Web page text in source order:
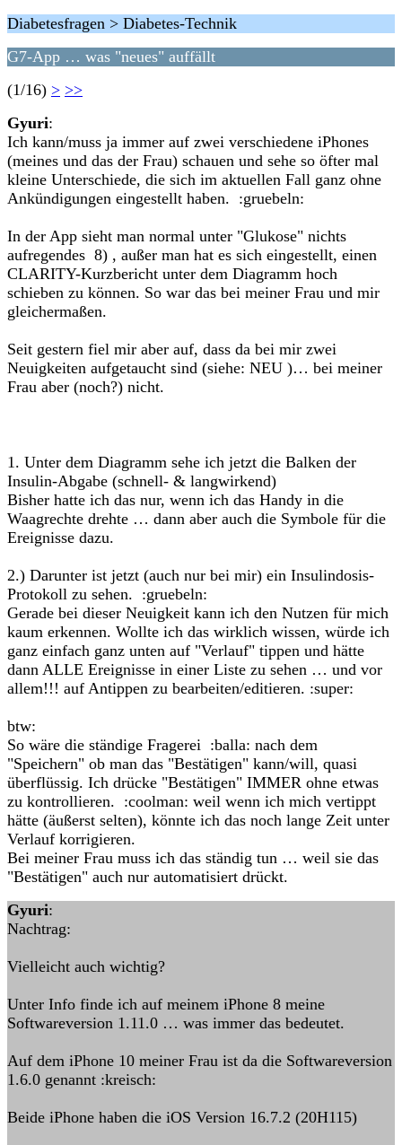
Diabetesfragen > Diabetes-Technik
G7-App … was "neues" auffällt
(1/16) > >>
Gyuri:
Ich kann/muss ja immer auf zwei verschiedene iPhones
(meines und das der Frau) schauen und sehe so öfter mal
kleine Unterschiede, die sich im aktuellen Fall ganz ohne
Ankündigungen eingestellt haben. :gruebeln:
In der App sieht man normal unter "Glukose" nichts
aufregendes 8) , außer man hat es sich eingestellt, einen
CLARITY-Kurzbericht unter dem Diagramm hoch
schieben zu können. So war das bei meiner Frau und mir
gleichermaßen.
Seit gestern fiel mir aber auf, dass da bei mir zwei
Neuigkeiten aufgetaucht sind (siehe: NEU )… bei meiner
Frau aber (noch?) nicht.
1. Unter dem Diagramm sehe ich jetzt die Balken der
Insulin-Abgabe (schnell- & langwirkend)
Bisher hatte ich das nur, wenn ich das Handy in die
Waagrechte drehte … dann aber auch die Symbole für die
Ereignisse dazu.
2.) Darunter ist jetzt (auch nur bei mir) ein Insulindosis-
Protokoll zu sehen. :gruebeln:
Gerade bei dieser Neuigkeit kann ich den Nutzen für mich
kaum erkennen. Wollte ich das wirklich wissen, würde ich
ganz einfach ganz unten auf "Verlauf" tippen und hätte
dann ALLE Ereignisse in einer Liste zu sehen … und vor
allem!!! auf Antippen zu bearbeiten/editieren. :super:
btw:
So wäre die ständige Fragerei :balla: nach dem
"Speichern" ob man das "Bestätigen" kann/will, quasi
überflüssig. Ich drücke "Bestätigen" IMMER ohne etwas
zu kontrollieren. :coolman: weil wenn ich mich vertippt
hätte (äußerst selten), könnte ich das noch lange Zeit unter
Verlauf korrigieren.
Bei meiner Frau muss ich das ständig tun … weil sie das
"Bestätigen" auch nur automatisiert drückt.
Gyuri:
Nachtrag:
Vielleicht auch wichtig?
Unter Info finde ich auf meinem iPhone 8 meine
Softwareversion 1.11.0 … was immer das bedeutet.
Auf dem iPhone 10 meiner Frau ist da die Softwareversion
1.6.0 genannt :kreisch:
Beide iPhone haben die iOS Version 16.7.2 (20H115)